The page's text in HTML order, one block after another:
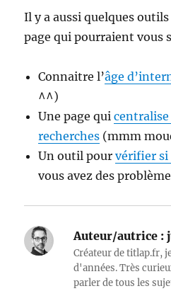
Il y a aussi quelques
page qui pourraient vous
Connaitre l’âge
^^)
Une page qui
recherches (mmm
Un outil pourvérifier si
vous avez des
Auteur/autrice :
Créateur de titlap.fr,
d'années. Très
parler de tous les